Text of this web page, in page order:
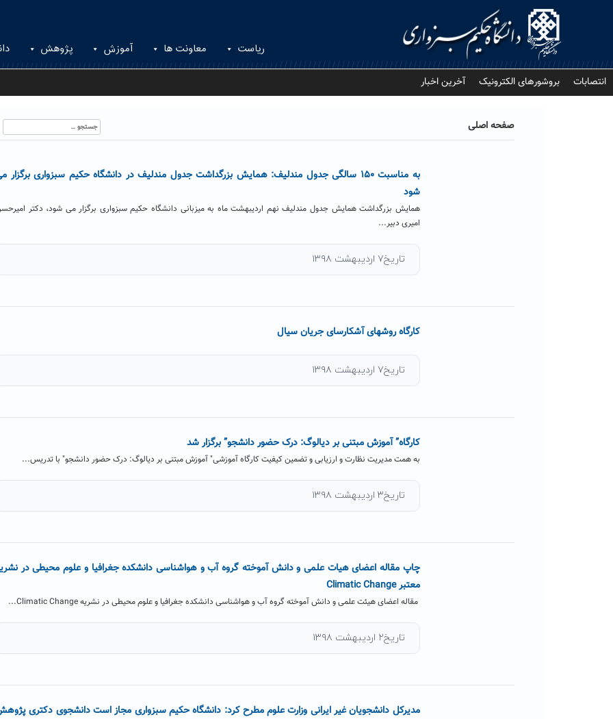
ریاست معاونت ها آموزش پژوهش
انتصابات بروشورهای الکترونیک آخرین اخبار
صفحه اصلی
جستجو
برای:
به مناسبت ۱۵۰ سالگی جدول مندلیف: همایش بزرگداشت جدول مندلیف در دانشگاه حکیم سبزواری برگزار
شود
همایش بزرگداشت همایش جدول مندلیف نهم اردیبهشت ماه به میزبانی دانشگاه حکیم سبزواری برگزار می شود، دکتر
امیری دبیر...
تاریخ۷ اردیبهشت ۱۳۹۸
کارگاه روشهای آشکارسای جریان سیال
تاریخ۷ اردیبهشت ۱۳۹۸
کارگاه” آموزش مبتنی بر دیالوگ: درک حضور دانشجو” برگزار شد
به همت مدیریت نظارت و ارزیابی و تضمین کیفیت کارگاه آموزشی" آموزش مبتنی بر دیالوگ: درک حضور دانشجو" با تدریس...
تاریخ۳ اردیبهشت ۱۳۹۸
چاپ مقاله اعضای هیات علمی و دانش آموخته گروه آب و هواشناسی دانشکده جغرافیا و علوم محیطی در
معتبر Climatic Change
مقاله اعضای هیئت علمی و دانش آموخته گروه آب و هواشناسی دانشکده جغرافیا و علوم محیطی در نشریه Climatic Change...
تاریخ۲ اردیبهشت ۱۳۹۸
مدیرکل دانشجویان غیر ایرانی وزارت علوم مطرح کرد: دانشگاه حکیم سبزواری مجاز است دانشجوی دکتری